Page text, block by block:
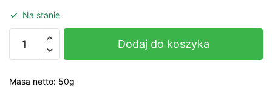
Na stanie
Lorem
Vit
-
Dodaj do koszyka
Masa netto: 50g